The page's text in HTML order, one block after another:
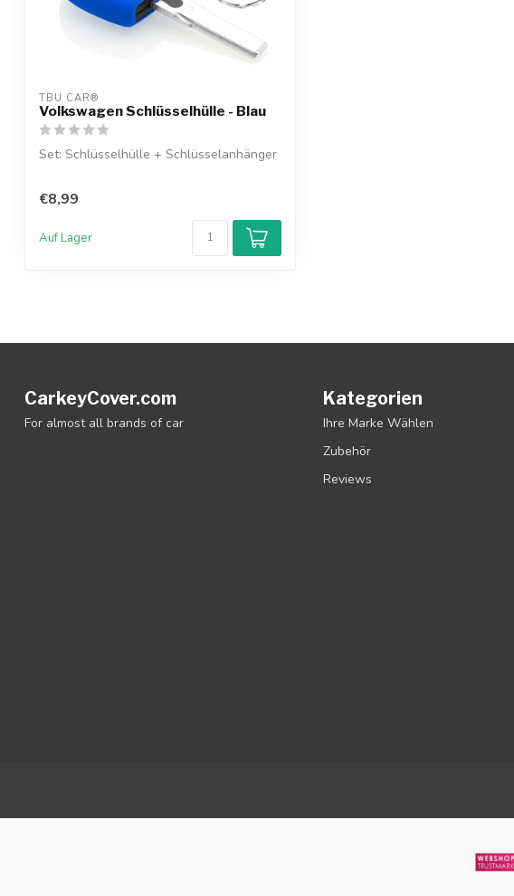
TBU CAR®
Volkswagen Schlüsselhülle - Blau
Set: Schlüsselhülle + Schlüsselanhänger
€8,99
Auf Lager
CarkeyCover.com
For almost all brands of car
Kategorien
Ihre Marke Wählen
Zubehör
Reviews